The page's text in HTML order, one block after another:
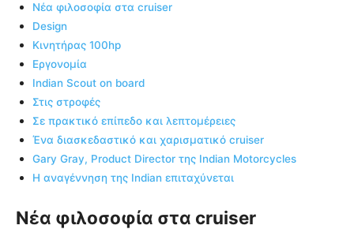
Νέα φιλοσοφία στα cruiser
Design
Κινητήρας 100hp
Eργονομία
Indian Scout on board
Στις στροφές
Σε πρακτικό επίπεδο και λεπτομέρειες
Ένα διασκεδαστικό και χαρισματικό cruiser
Gary Gray, Product Director της Indian Motorcycles
Η αναγέννηση της Indian επιταχύνεται
Νέα φιλοσοφία στα cruiser